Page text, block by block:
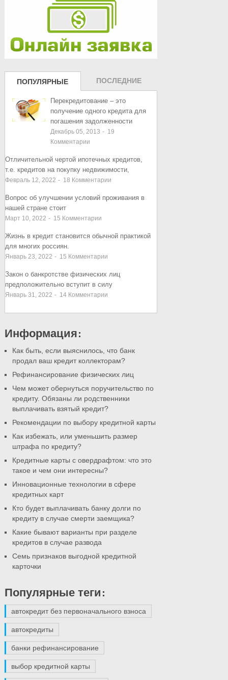
ПОПУЛЯРНЫЕ
ЗАПИСИ
ПОСЛЕДНИЕ
ЗАПИСИ
Перекредитование – это
получение одного кредита для
погашения задолженности
Декабрь 05, 2013 - 19
Комментарии
Отличительной чертой ипотечных кредитов,
т.е. кредитов на покупку недвижимости,
Февраль 12, 2022 - 18 Комментарии
Вопрос об улучшении условий проживания в
нашей стране стоит
Март 10, 2022 - 15 Комментарии
Жизнь в кредит становится обычной практикой
для многих россиян.
Январь 23, 2022 - 15 Комментарии
Закон о банкротстве физических лиц
предположительно вступит в силу
Январь 31, 2022 - 14Комментарии
Информация:
Как быть, если выяснилось, что банк
продал ваш кредит коллекторам?
Рефинансирование физических лиц
Чем может обернуться поручительство по
кредиту. Обязаны ли родственники
выплачивать взятый кредит?
Рекомендации по выбору кредитной карты
Как избежать, или уменьшить размер
штрафа по кредиту?
Кредитные карты с овердрафтом: что это
такое и чем они интересны?
Инновационные технологии в сфере
кредитных карт
Кто будет выплачивать банку долги по
кредиту в случае смерти заемщика?
Какие бывают варианты при разделе
кредитов в случае развода
Семь признаков выгодной кредитной
карточки
Популярные теги:
автокредит без первоначального взноса
автокредиты
банки рефинансирование
выбор кредитной карты